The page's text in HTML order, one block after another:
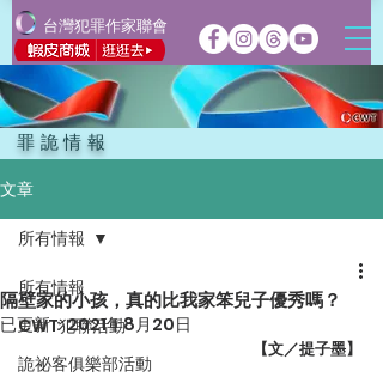
台灣犯罪作家聯會
罪詭情報
文章
所有情報
CWT犯聯活動
詭祕客俱樂部活動
所有情報
隔壁家的小孩，真的比我家笨兒子優秀嗎？
已更新：2021年8月20日
【文／提子墨】